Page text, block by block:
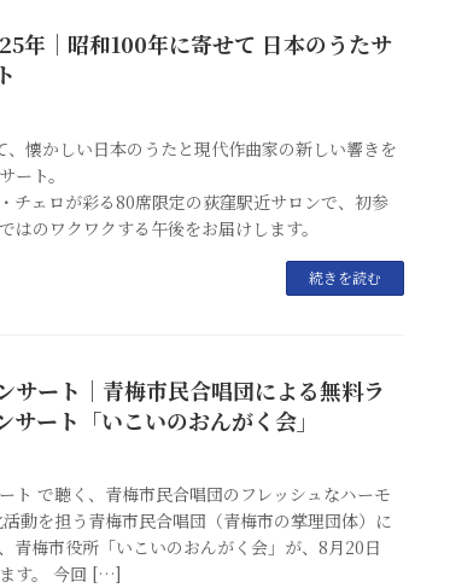
年｜昭和100年に寄せて 日本のうたサ
、懐かしい日本のうたと現代作曲家の新しい響きを
ート。
チェロが彩る80席限定の荻窪駅近サロンで、初参
はのワクワクする午後をお届けします。
続きを読む
サート｜青梅市民合唱団による無料ラ
サート「いこいのおんがく会」
ト で聴く、青梅市民合唱団のフレッシュなハーモ
動を担う青梅市民合唱団（青梅市の掌理団体）に
青梅市役所「いこいのおんがく会」が、8月20日
ます。 今回 […]